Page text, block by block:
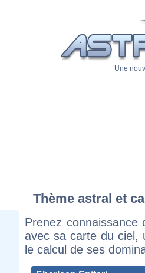
Une
Thème astral et
Prenez
avec sa carte du ciel,
le calcul de ses